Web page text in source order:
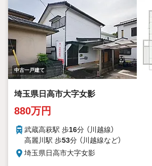
・毎日の買物にも便利な徒歩約6分のTAIRAYA
・医療法人積仁会旭ケ丘病院まで徒歩約15分,
近くにもてると安心ですね。
・武蔵高萩1丁目公園まで徒歩約4分で近くに
りやすい！
【お電話でのご予約のほうがスムーズにご対応
内覧は10:0018:00まで可能です（それ以外の時
い！）
［室内・現地を見学する］ボタンをクリック！
当日の見学も受付ておりますのでお気軽にご相
中古一戸建て
埼玉県日高市大字女影
880万円
武蔵高萩駅 歩16分 （川越線）
高麗川駅 歩53分 （川越線など）
埼玉県日高市大字女影